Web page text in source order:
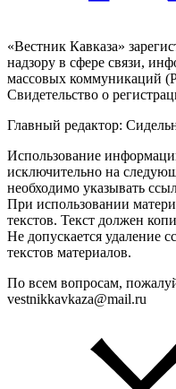
«Вестник Кавказа»
надзору в сфере связи,
массовых коммуникаций
Свидетельство о
Главный редактор:
Использование
исключительно на
необходимо указывать
При использовании
текстов. Текст должен
Не допускается удаление
текстов материалов.
По всем вопросам,
vestnikkavkaza@mail.ru